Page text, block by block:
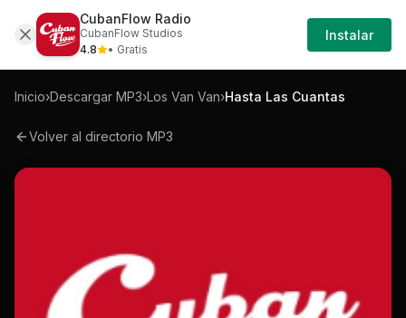
Mp3 Los-van-van-hasta-las-cuantas-mp3
Iniciar
Sesión
Inicio›Descargar MP3›Los Van Van›Hasta Las Cuantas
Volver al directorio MP3
CubanFlow Radio
CubanFlow Studios
4.8
• Gratis
Instalar